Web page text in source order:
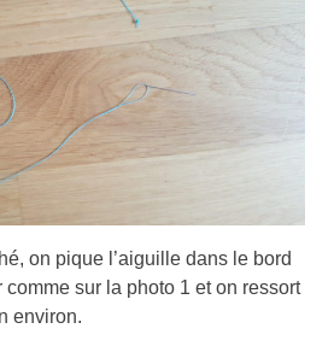
on pique l’aiguille dans le bord
sur la photo 1 et on ressort
environ.